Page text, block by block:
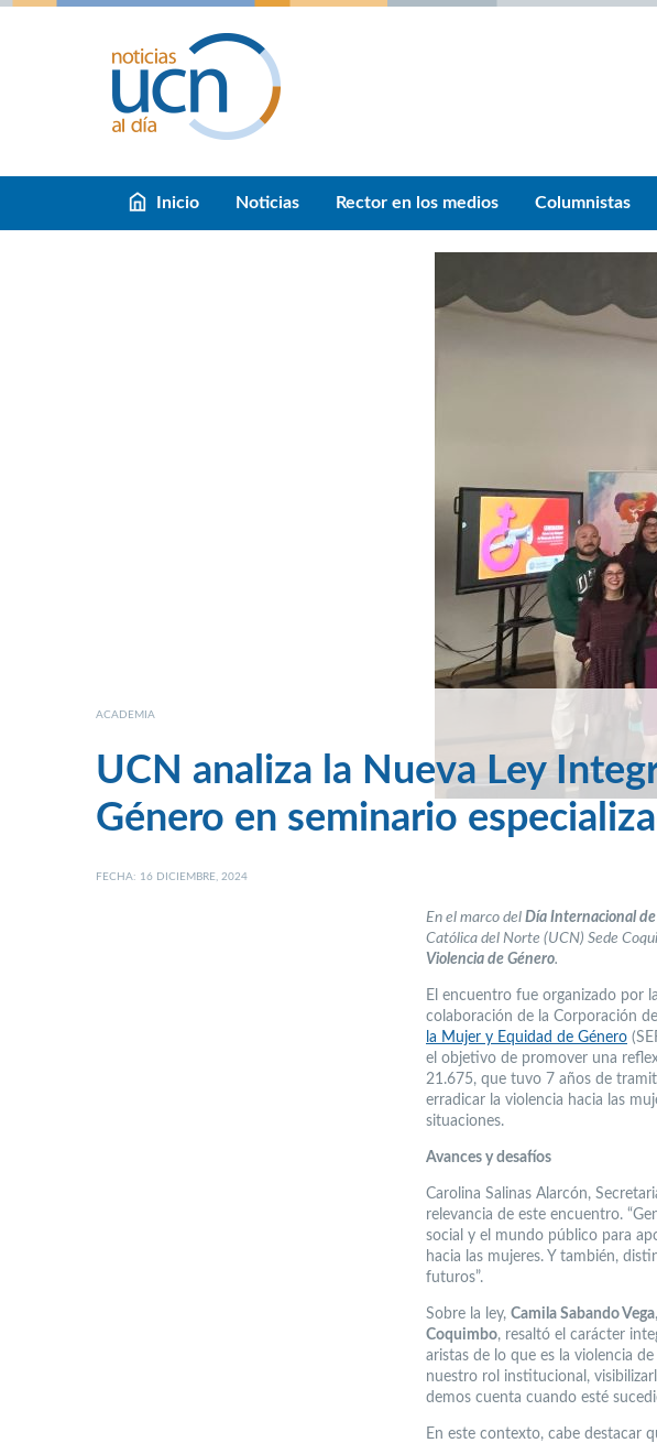
Inicio Noticias Rector en los medios Columnistas
ACADEMIA
UCN analiza la Nueva Ley
Género en seminario
FECHA: 16 DICIEMBRE, 2024
En el marco del Día Internacional
Católica del Norte (UCN) Sede
Violencia de Género.
El encuentro fue organizado por
colaboración de la Corporación
la Mujer y Equidad de Género
el objetivo de promover una
21.675, que tuvo 7 años de
erradicar la violencia hacia las
situaciones.
Avances y desafíos
Carolina Salinas Alarcón,
relevancia de este encuentro.
social y el mundo público para
hacia las mujeres. Y también,
futuros”.
Sobre la ley, Camila Sabando Vega,
Coquimbo, resaltó el carácter
aristas de lo que es la violencia
nuestro rol institucional,
demos cuenta cuando esté
En este contexto, cabe destacar